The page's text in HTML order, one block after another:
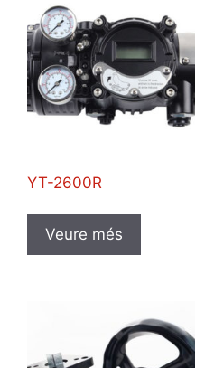
YT-2600R
Veure més